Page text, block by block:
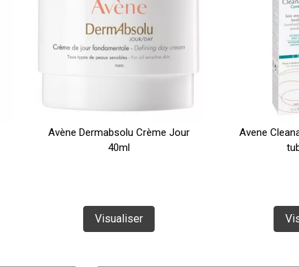
Avène Dermabsolu Crème Jour
40ml
Visualiser
Avene